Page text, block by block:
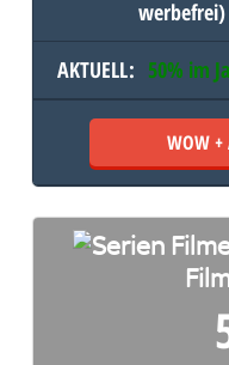
werbefrei)
AKTUELL: 50% im
WOW